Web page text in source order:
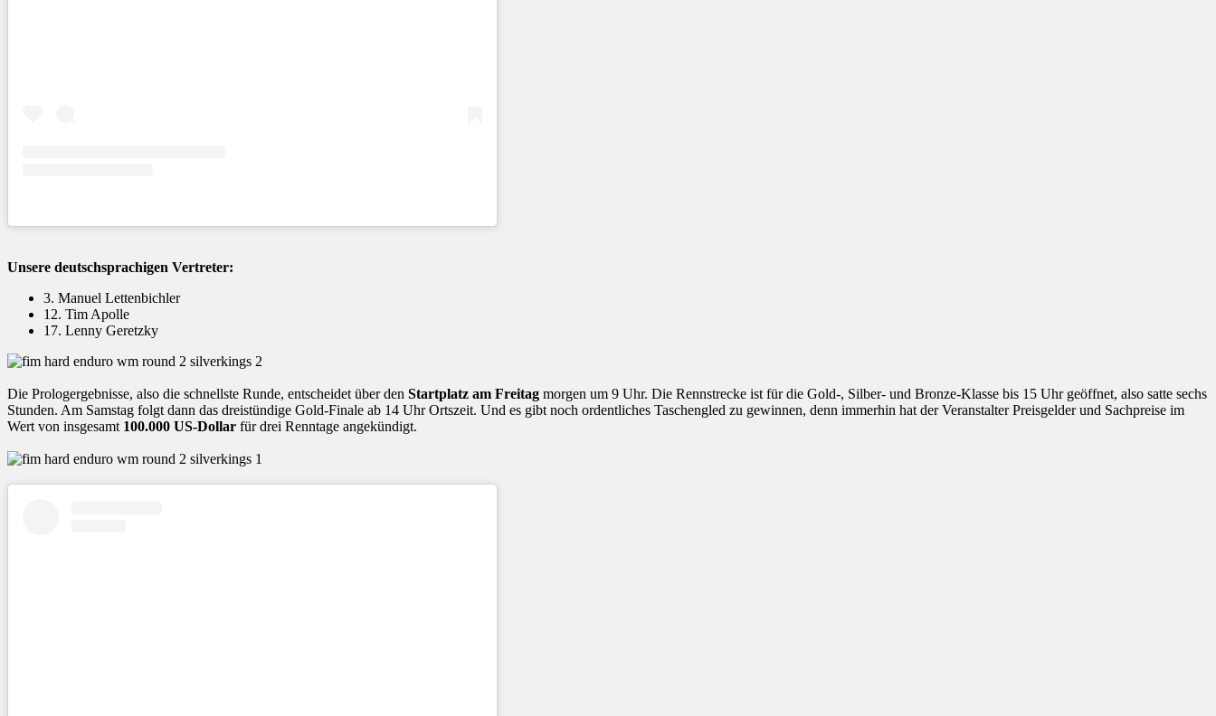
Unsere deutschsprachigen Vertreter:
3. Manuel Lettenbichler
12. Tim Apolle
17. Lenny Geretzky
Die Prologergebnisse, also die schnellste Runde, entscheidet über den Startplatz am Freitag morgen um 9 Uhr. Die Rennstrecke ist für die Gold-, Silber- und Bronze-Klasse bis 15 Uhr geöffnet, also satte sechs
Stunden. Am Samstag folgt dann das dreistündige Gold-Finale ab 14 Uhr Ortszeit. Und es gibt noch ordentliches Taschengled zu gewinnen, denn immerhin hat der Veranstalter Preisgelder und Sachpreise im
Wert von insgesamt 100.000 US-Dollar für drei Renntage angekündigt.